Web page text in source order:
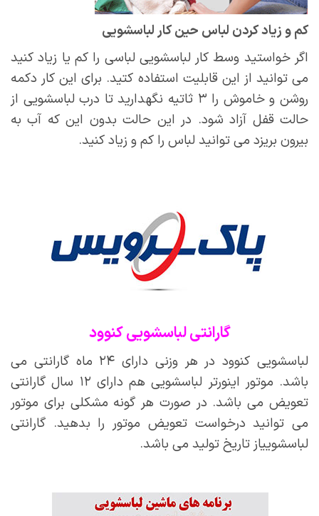
کم و زیاد کردن لباس حین کار لباسشویی
اگر خواستید وسط کار لباسشویی لباسی را کم یا زیاد کنید
می توانید از این قابلیت استفاده کتید. برای این کار دکمه
روشن و خاموش را ۳ ثاتیه نگهدارید تا درب لباسشویی از
حالت قفل آزاد شود. در این حالت بدون این که آب به
بیرون بریزد می توانید لباس را کم و زیاد کنید.
گارانتی لباسشویی کنوود
لباسشویی کنوود در هر وزنی دارای ۲۴ ماه گارانتی می
باشد. موتور اینورتر لباسشویی هم دارای ۱۲ سال گارانتی
تعویض می باشد. در صورت هر گونه مشکلی برای موتور
می توانید درخواست تعویض موتور را بدهید. گارانتی
لباسشوییاز تاریخ تولید می باشد.